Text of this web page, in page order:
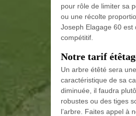
pour rôle de limiter sa
ou une récolte
Joseph Elagage 60
compétitif.
Notre tarif
Un arbre étêté sera
caractéristique de sa
diminuée, il faudra
robustes ou des tiges
l’arbre. Faites appel à